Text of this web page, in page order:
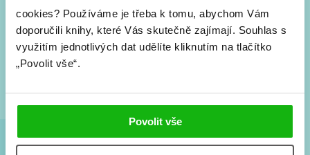
cookies? Používáme je třeba k tomu, abychom Vám
doporučili knihy, které Vás skutečně zajímají. Souhlas s
využitím jednotlivých dat udělíte kliknutím na tlačítko
„Povolit vše“.
Povolit vše
#HumbookNews
Vše kolem #youngadult každý měsíc rovnou do mailu!
Nové knihy, co se chystá, kvízy, soutěže, autoři, filmové